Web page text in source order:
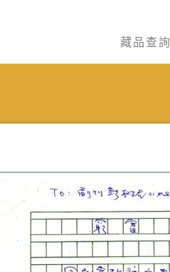
藏品查詢